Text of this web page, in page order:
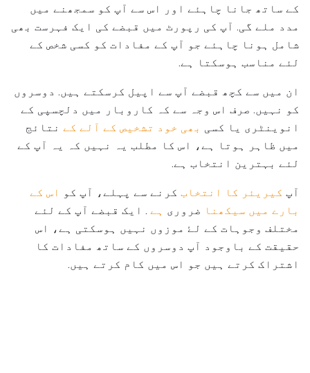
کے ساتھ جانا چاہئے اور اس سے آپ کو سمجھنے میں
مدد ملے گی. آپ کی رپورٹ میں قبضے کی ایک فہرست بھی
شامل ہونا چاہئے جو آپ کے مفادات کو کسی شخص کے
لئے مناسب ہوسکتا ہے.
ان میں سے کچھ قبضے آپ سے اپیل کرسکتے ہیں. دوسروں
کو نہیں. صرف اس وجہ سے کہ کاروبار میں دلچسپی کے
انوینٹری یا کسی بھی خود تشخیص کے آلے کے نتائج
میں ظاہر ہوتا ہے، اس کا مطلب یہ نہیں کہ یہ آپ کے
لئے بہترین انتخاب ہے.
آپ کیریئر کا انتخاب کرنے سے پہلے، آپ کو اس کے
بارے میں سیکھنا ضروری ہے . ایک قبضے آپ کے لئے
مختلف وجوہات کے لۓ موزوں نہیں ہوسکتی ہے، اس
حقیقت کے باوجود آپ دوسروں کے ساتھ مفادات کا
اشتراک کرتے ہیں جو اس میں کام کرتے ہیں.